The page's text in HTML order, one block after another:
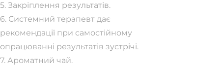
5. Закріплення результатів.
6. Системний терапевт дає
рекомендації при самостійному
опрацюванні результатів зустрічі.
7. Ароматний чай.